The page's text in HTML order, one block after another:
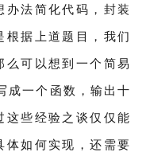
法简化代码，封装
据上道题目，我们
么可以想到一个简易
成一个函数，输出十
这些经验之谈仅仅能
体如何实现，还需要